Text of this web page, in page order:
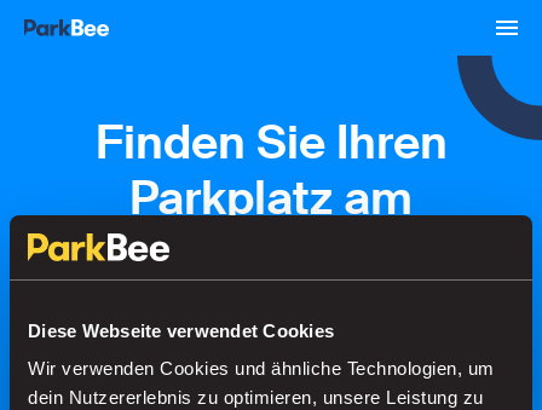
Diese Webseite verwendet Cookies
Wir verwenden Cookies und ähnliche Technologien, um
dein Nutzererlebnis zu optimieren, unsere Leistung zu
Finden Sie Ihren
Parkplatz am
Wijnhaven